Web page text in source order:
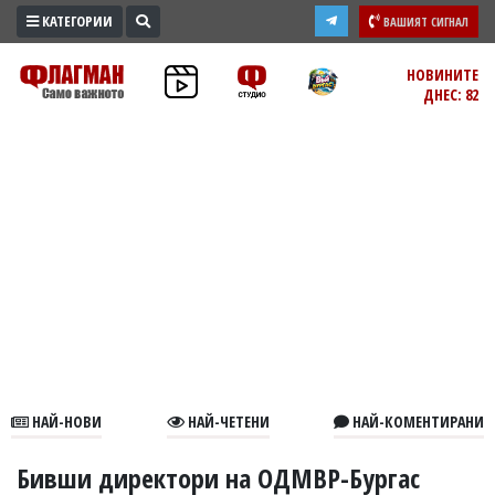
ПРОМО
ЗОНА
В
КАТЕГОРИИ ВАШИЯТ СИГНАЛ
НОВИНИТЕ
ДНЕС: 82
НАЙ-НОВИ НАЙ-ЧЕТЕНИ НАЙ-КОМЕНТИРАНИ
Бивши директори на ОДМВР-Бургас